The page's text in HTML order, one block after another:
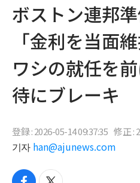
ボストン連邦
「金利を当面
ワシの就任を
待にブレーキ
登録 : 2026-05-14 09:37:35 修正 :
기자 han@ajunews.com